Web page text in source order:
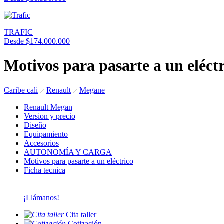
TRAFIC
Desde $174.000.000
Motivos para pasarte a un
Caribe cali Renault
Megane
Renault Megan
Version y precio
Diseño
Equipamiento
Accesorios
AUTONOMÍA Y CARGA
Motivos para pasarte a un eléctrico
Ficha tecnica
¡Llámanos!
Cita taller